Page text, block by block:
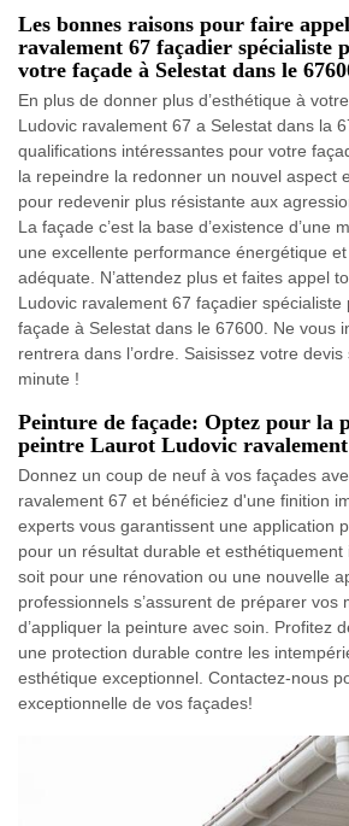
Les bonnes raisons pour faire
ravalement 67 façadier spécialiste
votre façade à Selestat dans le
En plus de donner plus d’esthétique à
Ludovic ravalement 67 a Selestat dans la
qualifications intéressantes pour votre
la repeindre la redonner un nouvel aspect
pour redevenir plus résistante aux
La façade c’est la base d’existence d’une
une excellente performance énergétique
adéquate. N’attendez plus et faites appel
Ludovic ravalement 67 façadier
façade à Selestat dans le 67600. Ne vous
rentrera dans l’ordre. Saisissez votre
minute !
Peinture de façade: Optez pour la
peintre Laurot Ludovic
Donnez un coup de neuf à vos façades
ravalement 67 et bénéficiez d'une finition
experts vous garantissent une application
pour un résultat durable et
soit pour une rénovation ou une nouvelle
professionnels s’assurent de préparer vos
d’appliquer la peinture avec soin. Profitez
une protection durable contre les
esthétique exceptionnel. Contactez-nous
exceptionnelle de vos façades!